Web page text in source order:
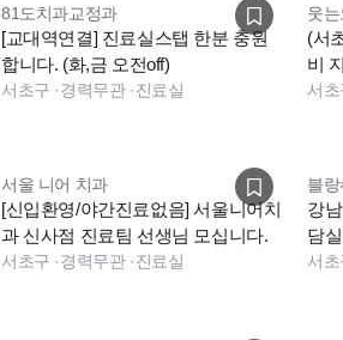
81도치과교정과
[교대역연결] 진료실스탭 한분 충원
합니다. (화,금 오전off)
서초구 ·경력무관·진료실
웃
(서
비
서초
서울 니어 치과
[신입환영/야간진료없음] 서울니어치
과 신사점 진료팀 선생님 모십니다.
서초구 ·경력무관·진료실
블
강
담
서초